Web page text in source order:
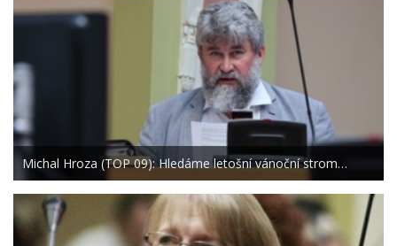
Michal Hroza (TOP 09): Hledáme letošní vánoční strom…